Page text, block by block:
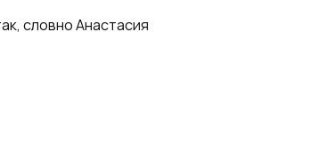
словно Анастасия